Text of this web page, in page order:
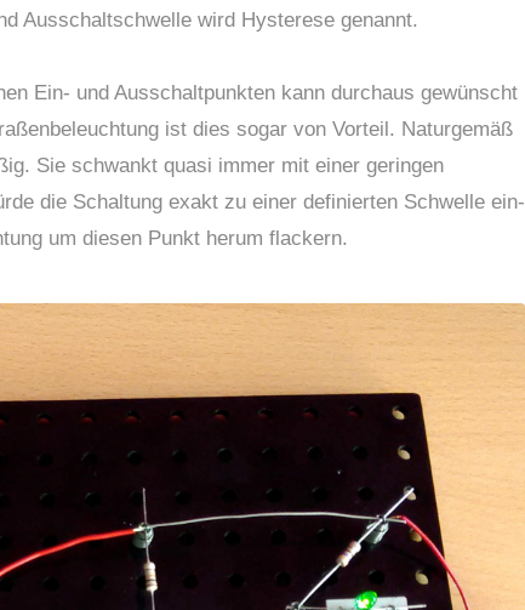
Ausschaltschwelle wird Hysterese genannt.
Ein- und Ausschaltpunkten kann durchaus gewünscht
ist dies sogar von Vorteil. Naturgemäß
Sie schwankt quasi immer mit einer geringen
die Schaltung exakt zu einer definierten Schwelle ein-
um diesen Punkt herum flackern.